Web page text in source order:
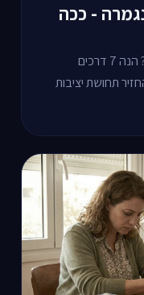
- ככה
הלב דופק גם אחרי שהאזעקה נגמרה? הנה 7 דרכים
תחושת יציבות